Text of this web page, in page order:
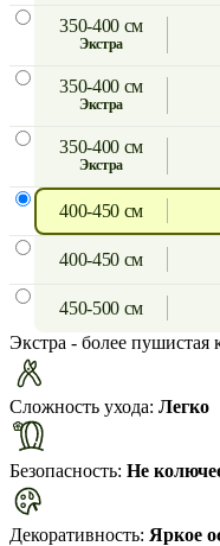
350-400 см
экстра
350-400 см
экстра
350-400 см
экстра
400-450 см
400-450 см
450-500 см
Экстра - более пушистая
Сложность ухода: Легко
Безопасность: Не
Декоративность: Яркое